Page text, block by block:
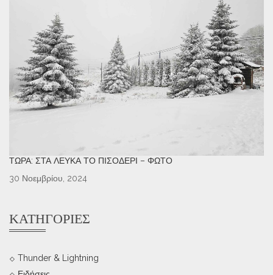
ΤΏΡΑ: ΣΤΑ ΛΕΥΚΆ ΤΟ ΠΙΣΟΔΈΡΙ – ΦΩΤΌ
30 Νοεμβρίου, 2024
ΚΑΤΗΓΟΡΊΕΣ
Thunder & Lightning